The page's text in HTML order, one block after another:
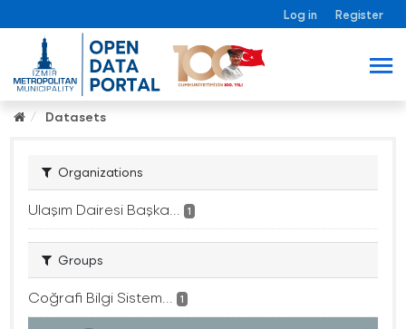
Log in Register
Datasets
Organizations
Ulaşım Dairesi Başka... 1
Groups
Coğrafi Bilgi Sistem... 1